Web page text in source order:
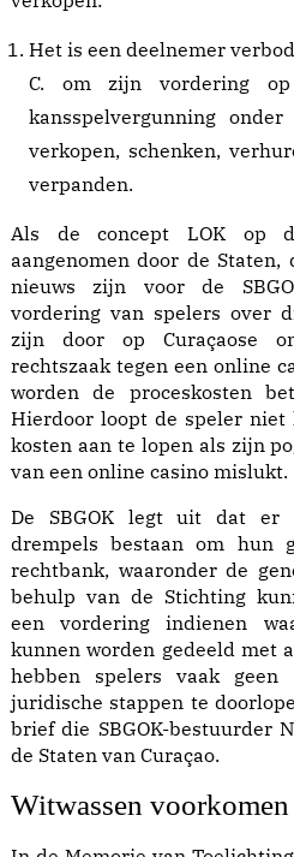
Het is een deelnemer
C. om zijn vordering
kansspelvergunning
verkopen, schenken,
verpanden.
Als de concept LOK op
aangenomen door de
nieuws zijn voor de
vordering van spelers over
zijn door op Curaçaose
rechtszaak tegen een online
worden de proceskosten
Hierdoor loopt de speler niet
kosten aan te lopen als zijn
van een online casino mislukt.
De SBGOK legt uit dat er
drempels bestaan om hun
rechtbank, waaronder de
behulp van de Stichting
een vordering indienen
kunnen worden gedeeld met
hebben spelers vaak
juridische stappen te
brief die SBGOK-bestuurder
de Staten van Curaçao.
Witwassen voorkomen